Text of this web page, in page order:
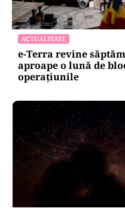
ACTUALITATE
e-Terra revine
aproape o lună de
operațiunile